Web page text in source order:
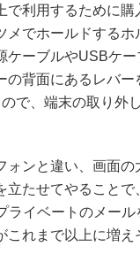
利用するために購
でホールドするホ
ケーブルやUSBケ
背面にあるレバー
で、端末の取り外
ンと違い、画面の
立たせてやること
ライベートのメー
れまで以上に増え